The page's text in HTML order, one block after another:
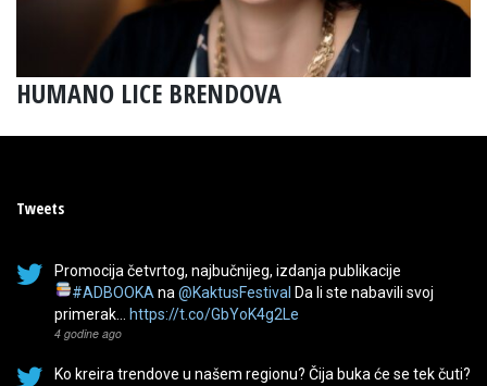
HUMANO LICE BRENDOVA
Tweets
Promocija četvrtog, najbučnijeg, izdanja publikacije
#ADBOOKA na @KaktusFestival Da li ste nabavili svoj
primerak…
https://t.co/GbYoK4g2Le
4 godine ago
Ko kreira trendove u našem regionu? Čija buka će se tek čuti?